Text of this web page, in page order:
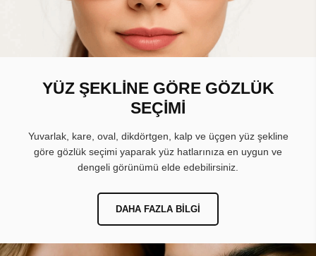
YÜZ ŞEKLİNE GÖRE GÖZLÜK
SEÇİMİ
Yuvarlak, kare, oval, dikdörtgen, kalp ve üçgen yüz şekline
göre gözlük seçimi yaparak yüz hatlarınıza en uygun ve
dengeli görünümü elde edebilirsiniz.
DAHA FAZLA BILGI